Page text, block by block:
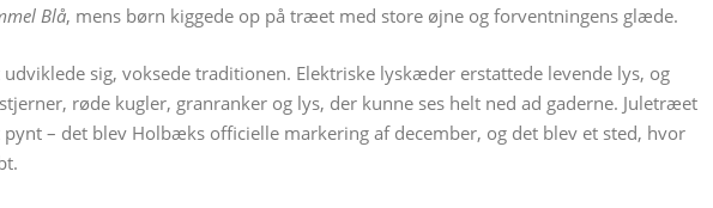
Blå, mens børn kiggede op på træet med store øjne og forventningens glæde.
sig, voksede traditionen. Elektriske lyskæder erstattede levende lys, og
røde kugler, granranker og lys, der kunne ses helt ned ad gaderne. Juletræet
– det blev Holbæks officielle markering af december, og det blev et sted, hvor